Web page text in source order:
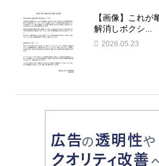
【画像】これ
解消しボクシ...
2026.05.23